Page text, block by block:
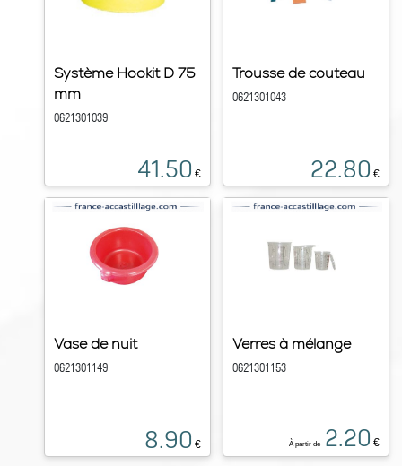
Système Hookit D 75
mm
0621301039
41.50 €
Trousse de couteau
0621301043
22.80 €
Vase de nuit
0621301149
8.90 €
Verres à mélange
0621301153
À partir de 2.20 €